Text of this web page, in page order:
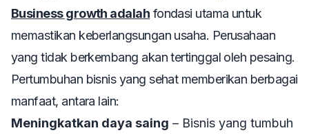
Business growth adalah fondasi utama untuk
memastikan keberlangsungan usaha. Perusahaan
yang tidak berkembang akan tertinggal oleh pesaing.
Pertumbuhan bisnis yang sehat memberikan berbagai
manfaat, antara lain:
Meningkatkan daya saing – Bisnis yang tumbuh